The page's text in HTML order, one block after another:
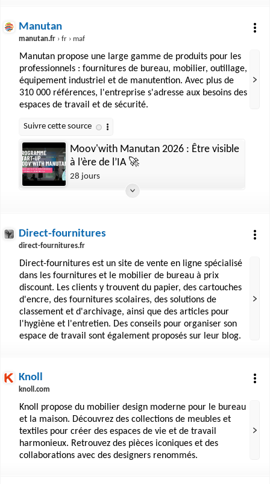
Manutan
manutan.fr › fr › maf
Manutan propose une large gamme de produits pour les
professionnels : fournitures de bureau, mobilier, outillage,
équipement industriel et de manutention. Avec plus de
310 000 références, l'entreprise s'adresse aux besoins des
espaces de travail et de sécurité.
Moov'with Manutan 2026 : Être visible
à l’ère de l’IA 🚀
28 jours
Direct-fournitures
direct-fournitures.fr
Direct-fournitures est un site de vente en ligne spécialisé
dans les fournitures et le mobilier de bureau à prix
discount. Les clients y trouvent du papier, des cartouches
d'encre, des fournitures scolaires, des solutions de
classement et d'archivage, ainsi que des articles pour
l'hygiène et l'entretien. Des conseils pour organiser son
espace de travail sont également proposés sur leur blog.
Knoll
knoll.com
Knoll propose du mobilier design moderne pour le bureau
et la maison. Découvrez des collections de meubles et
textiles pour créer des espaces de vie et de travail
harmonieux. Retrouvez des pièces iconiques et des
collaborations avec des designers renommés.